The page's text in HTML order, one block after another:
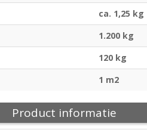
ca. 1,25 kg
1.200 kg
120 kg
1 m2
Product informatie